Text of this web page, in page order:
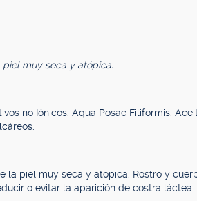
piel muy seca y atópica.
no Iónicos. Aqua Posae Filiformis.
la piel muy seca y atópica. Rostro y
o evitar la aparición de costra láctea.